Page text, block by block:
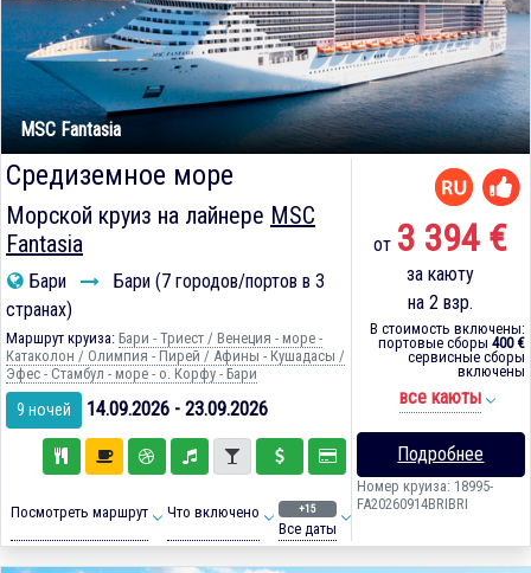
MSC Fantasia
Средиземное море
Морской круиз на лайнере MSC
Fantasia
Бари
Бари (7 городов/портов в 3
странах)
Маршрут круиза: Бари - Триест / Венеция - море -
Катаколон / Олимпия - Пирей / Афины - Кушадасы /
Эфес - Стамбул - море - о. Корфу - Бари
9 ночей 14.09.2026 - 23.09.2026
Посмотреть маршрут Что включено +15
Все даты
от 3 394 €
за каюту
на 2 взр.
В стоимость включены:
портовые сборы 400 €
сервисные сборы
включены
все каюты
Подробнее
Номер круиза: 18995-
FA20260914BRIBRI